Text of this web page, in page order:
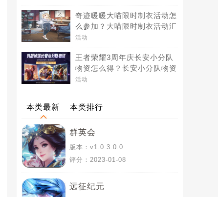
[图]
奇迹暖暖大喵限时制衣活动怎
么参加？大喵限时制衣活动汇
总[图]
活动
王者荣耀3周年庆长安小分队
物资怎么得？长安小分队物资
打开后有什么奖励？[图]
活动
本类最新 本类排行
群英会
版本：v1.0.3.0.0
评分：2023-01-08
远征纪元